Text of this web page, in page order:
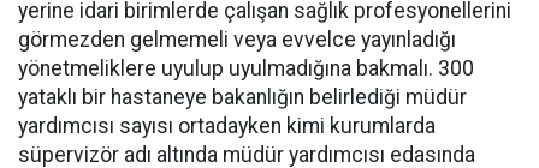
yerine idari birimlerde çalışan sağlık profesyonellerini
görmezden gelmemeli veya evvelce yayınladığı
yönetmeliklere uyulup uyulmadığına bakmalı. 300
yataklı bir hastaneye bakanlığın belirlediği müdür
yardımcısı sayısı ortadayken kimi kurumlarda
süpervizör adı altında müdür yardımcısı edasında